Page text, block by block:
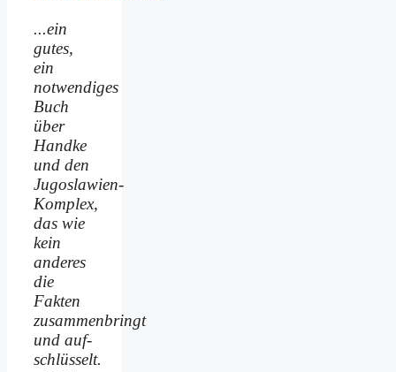
...ein
gutes,
ein
notwendiges
Buch
über
Handke
und den
Jugoslawien-
Komplex,
das wie
kein
anderes
die
Fakten
zusammenbringt
und auf­
schlüsselt.